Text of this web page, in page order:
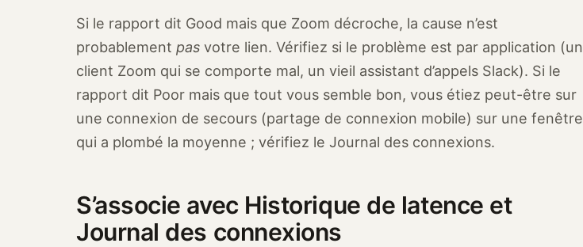
Si le rapport dit Good mais que Zoom décroche, la cause n’est
probablement pas votre lien. Vérifiez si le problème est par application (un
client Zoom qui se comporte mal, un vieil assistant d’appels Slack). Si le
rapport dit Poor mais que tout vous semble bon, vous étiez peut-être sur
une connexion de secours (partage de connexion mobile) sur une fenêtre
qui a plombé la moyenne ; vérifiez le Journal des connexions.
S’associe avec Historique de latence et
Journal des connexions